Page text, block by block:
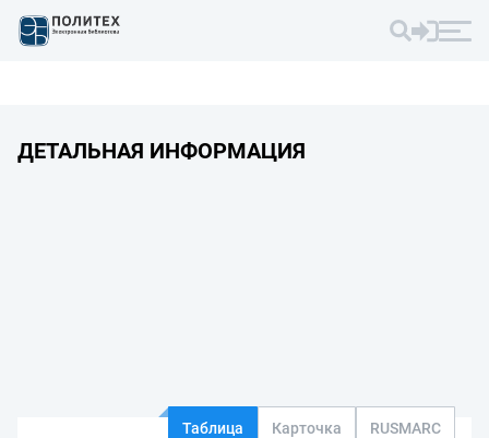
ДЕТАЛЬНАЯ ИНФОРМАЦИЯ
Таблица Карточка RUSMARC